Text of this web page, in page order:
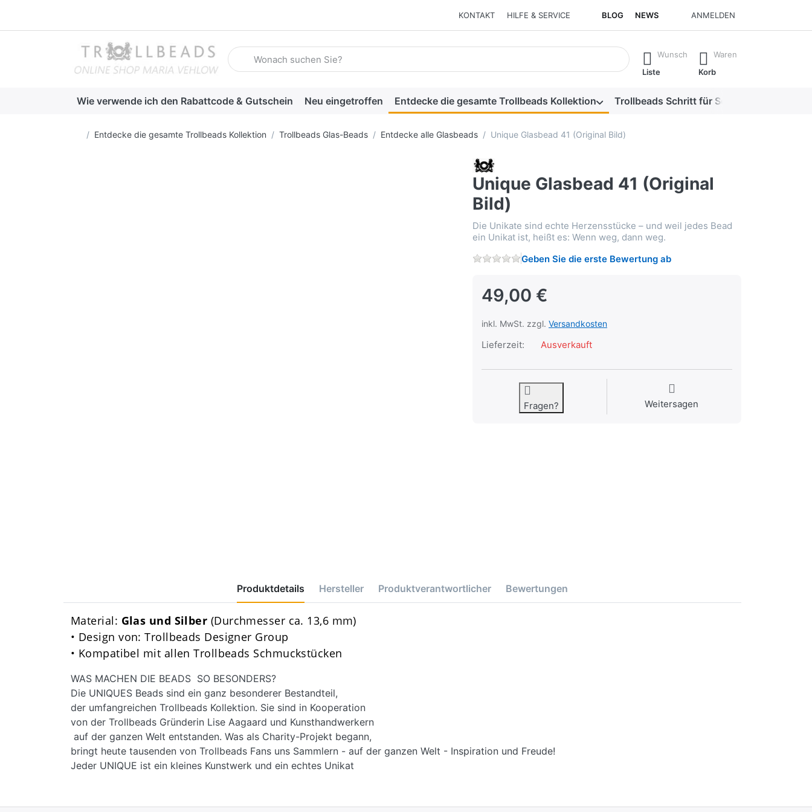
KONTAKT HILFE & SERVICE BLOG NEWS ANMELDEN
Geben Sie einen Suchbegriff ein. Während Sie tippen, erscheinen automatisch erste Ergebnisse. Drücken Sie die Eingabetaste, um alle
Wunsch
Liste
Waren
Korb
Wie verwende ich den Rabattcode & Gutschein Neu eingetroffen Entdecke die gesamte Trollbeads Kollektion Trollbeads Schritt für Schritt
Startseite
Entdecke die gesamte Trollbeads Kollektion Trollbeads Glas-Beads Entdecke alle Glasbeads Unique Glasbead 41 (Original Bild)
Unique Glasbead 41 (Original
Bild)
Die Unikate sind echte Herzensstücke – und weil jedes Bead
ein Unikat ist, heißt es: Wenn weg, dann weg.
Geben Sie die erste Bewertung ab
49,00 €
inkl. MwSt. zzgl. Versandkosten
Lieferzeit: Ausverkauft
Fragen? Weitersagen
Produktdetails Hersteller Produktverantwortlicher Bewertungen
Material: Glas und Silber (Durchmesser ca. 13,6 mm)
• Design von: Trollbeads Designer Group
• Kompatibel mit allen Trollbeads Schmuckstücken
WAS MACHEN DIE BEADS SO BESONDERS?
Die UNIQUES Beads sind ein ganz besonderer Bestandteil,
der umfangreichen Trollbeads Kollektion. Sie sind in Kooperation
von der Trollbeads Gründerin Lise Aagaard und Kunsthandwerkern
auf der ganzen Welt entstanden. Was als Charity-Projekt begann,
bringt heute tausenden von Trollbeads Fans uns Sammlern - auf der ganzen Welt - Inspiration und Freude!
Jeder UNIQUE ist ein kleines Kunstwerk und ein echtes Unikat